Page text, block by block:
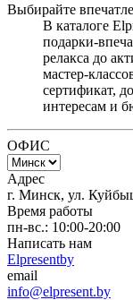
Выбирайте
В каталоге
релакса до
сертификат,
интересам и
ОФИС
Адрес
г. Минск, ул.
Время работы
пн-вс.: 10:00-20:00
Написать нам
Elpresentby
email
info@elpresent.by